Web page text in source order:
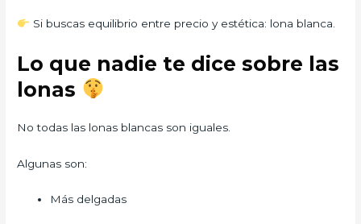
Si buscas equilibrio entre precio y estética: lona blanca.
Lo que nadie te dice sobre las
lonas
No todas las lonas blancas son iguales.
Algunas son:
Más delgadas